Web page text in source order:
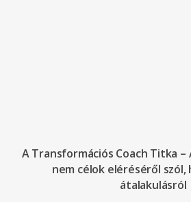
A Transformációs Coach Titka –
nem célok eléréséről szól,
átalakulásról